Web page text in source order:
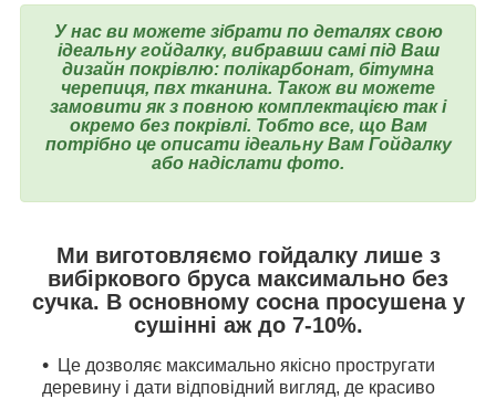
У нас ви можете зібрати по деталях свою
ідеальну гойдалку, вибравши самі під Ваш
дизайн покрівлю: полікарбонат, бітумна
черепиця, пвх тканина. Також ви можете
замовити як з повною комплектацією так і
окремо без покрівлі. Тобто все, що Вам
потрібно це описати ідеальну Вам Гойдалку
або надіслати фото.
Ми виготовляємо гойдалку лише з
вибіркового бруса максимально без
сучка. В основному сосна просушена у
сушінні аж до 7-10%.
Це дозволяє максимально якісно простругати
деревину і дати відповідний вигляд, де красиво